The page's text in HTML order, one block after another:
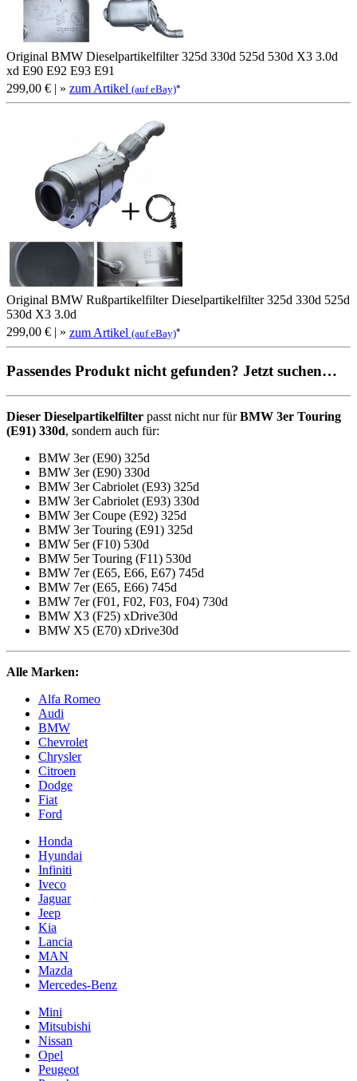
Original BMW Dieselpartikelfilter 325d 330d 525d 530d X3 3.0d
xd E90 E92 E93 E91
299,00 € | » zum Artikel (auf eBay)*
Original BMW Rußpartikelfilter Dieselpartikelfilter 325d 330d 525d
530d X3 3.0d
299,00 € | » zum Artikel (auf eBay)*
Passendes Produkt nicht gefunden? Jetzt suchen…
Dieser Dieselpartikelfilter passt nicht nur fürBMW 3er Touring
(E91) 330d, sondern auch für:
BMW 3er (E90) 325d
BMW 3er (E90) 330d
BMW 3er Cabriolet (E93) 325d
BMW 3er Cabriolet (E93) 330d
BMW 3er Coupe (E92) 325d
BMW 3er Touring (E91) 325d
BMW 5er (F10) 530d
BMW 5er Touring (F11) 530d
BMW 7er (E65, E66, E67) 745d
BMW 7er (E65, E66) 745d
BMW 7er (F01, F02, F03, F04) 730d
BMW X3 (F25) xDrive30d
BMW X5 (E70) xDrive30d
Alle Marken:
Alfa Romeo
Audi
BMW
Chevrolet
Chrysler
Citroen
Dodge
Fiat
Ford
Honda
Hyundai
Infiniti
Iveco
Jaguar
Jeep
Kia
Lancia
MAN
Mazda
Mercedes-Benz
Mini
Mitsubishi
Nissan
Opel
Peugeot